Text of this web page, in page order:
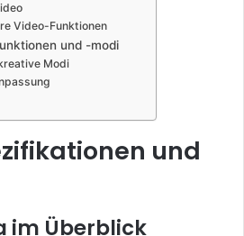
Video-Funktionen
und -modi
Modi
und
im Überblick